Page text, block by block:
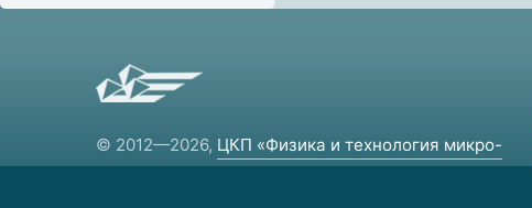
© 2012—2026, ЦКП «Физика и технология микро-
и наноструктур»